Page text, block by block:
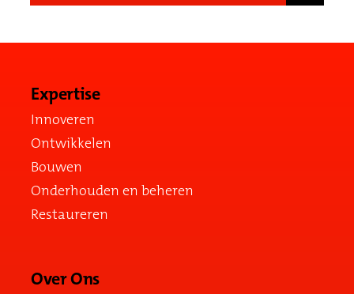
Expertise
Innoveren
Ontwikkelen
Bouwen
Onderhouden en beheren
Restaureren
Over Ons